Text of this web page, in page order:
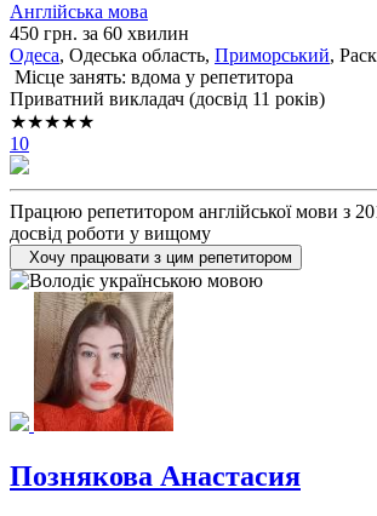
Англійська мова
450 грн. за 60 хвилин
Одеса, Одеська область, Приморський,
Місце занять: вдома у репетитора
Приватний викладач (досвід 11 років)
★★★★★
10
Працюю репетитором англійської мови з
досвід роботи у вищому
Хочу працювати з цим репетитором
Познякова Анастасия